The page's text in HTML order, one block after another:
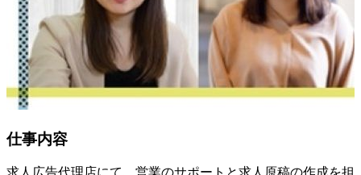
仕事内容